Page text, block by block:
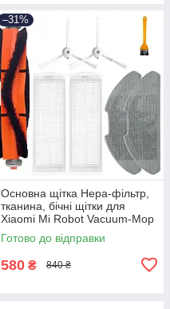
–31%
Основна щітка Hepa-фільтр,
тканина, бічні щітки для
Xiaomi Mi Robot Vacuum-Mop
2 Pro Lite MJST1S
Готово до відправки
580 ₴ 840 ₴